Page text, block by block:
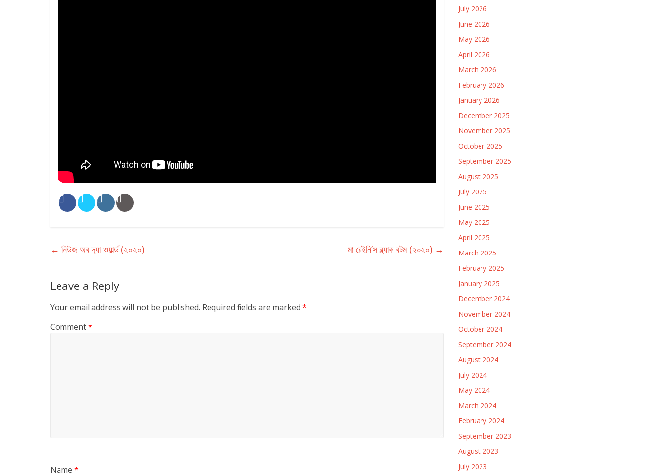
← নিউজ অব দ্যা ওয়ার্ল্ড (২০২০) মা রেইনি’স ব্ল্যাক বটম (২০২০) →
Leave a Reply
Your email address will not be published. Required fields are marked *
Comment*
Name *
July 2026
June 2026
May 2026
April 2026
March 2026
February 2026
January 2026
December 2025
November 2025
October 2025
September 2025
August 2025
July 2025
June 2025
May 2025
April 2025
March 2025
February 2025
January 2025
December 2024
November 2024
October 2024
September 2024
August 2024
July 2024
May 2024
March 2024
February 2024
September 2023
August 2023
July 2023